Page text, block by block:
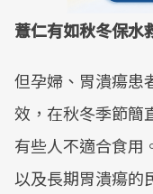
薏仁有如秋冬保水
但孕婦、胃潰瘍患
效，在秋冬季節簡
有些人不適合食用
以及長期胃潰瘍的